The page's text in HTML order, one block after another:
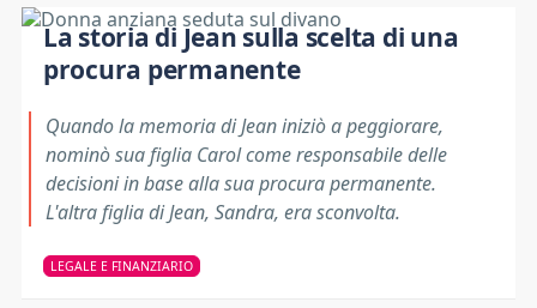
La storia di Jean sulla scelta di una
procura permanente
Quando la memoria di Jean iniziò a peggiorare,
nominò sua figlia Carol come responsabile delle
decisioni in base alla sua procura permanente.
L'altra figlia di Jean, Sandra, era sconvolta.
LEGALE E FINANZIARIO